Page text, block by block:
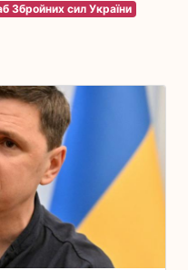
Збройних сил України